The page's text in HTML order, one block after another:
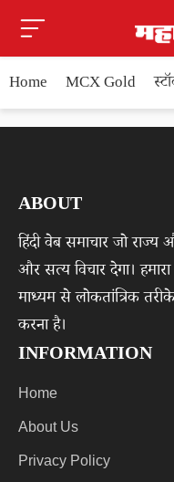
Home MCX Gold
ABOUT
हिंदी वेब समाचार जो
और सत्य विचार देगा। हमारा
माध्यम से लोकतांत्रिक
करना है।
INFORMATION
Home
About Us
Privacy Policy